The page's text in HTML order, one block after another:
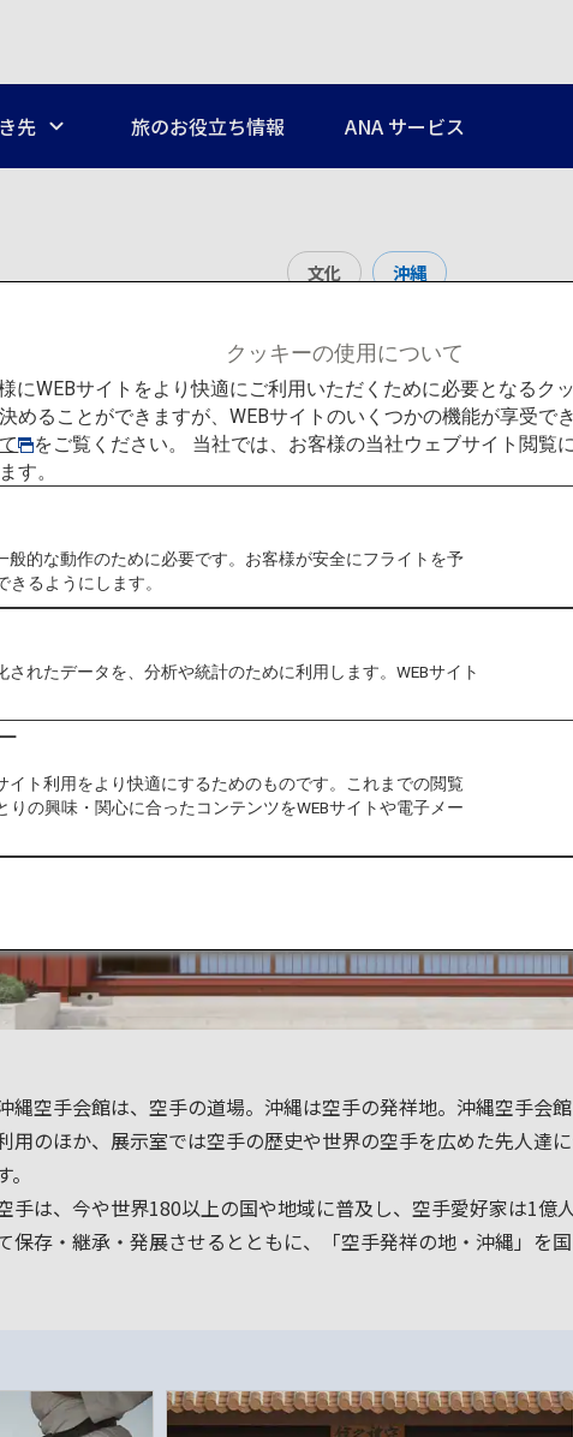
先 旅のお役立ち情報 ANA サービス
文化 沖縄
沖縄空手会館
縄空手会館は、空手の道場。沖縄は空手の発祥地。沖縄空手会
用のほか、展示室では空手の歴史や世界の空手を広めた先人達
手は、今や世界180以上の国や地域に普及し、空手愛好家は1億
保存・継承・発展させるとともに、「空手発祥の地・沖縄」を国
クッキーの使用について
にWEBサイトをより快適にご利用いただくために必要となるク
めることができますが、WEBサイトのいくつかの機能が享受で
をご覧ください。 当社では、お客様の当社ウェブサイト閲覧
す。
般的な動作のために必要です。お客様が安全にフライトを予
るようにします。
されたデータを、分析や統計のために利用します。WEBサイト
イト利用をより快適にするためのものです。これまでの閲覧
の興味・関心に合ったコンテンツをWEBサイトや電子メー